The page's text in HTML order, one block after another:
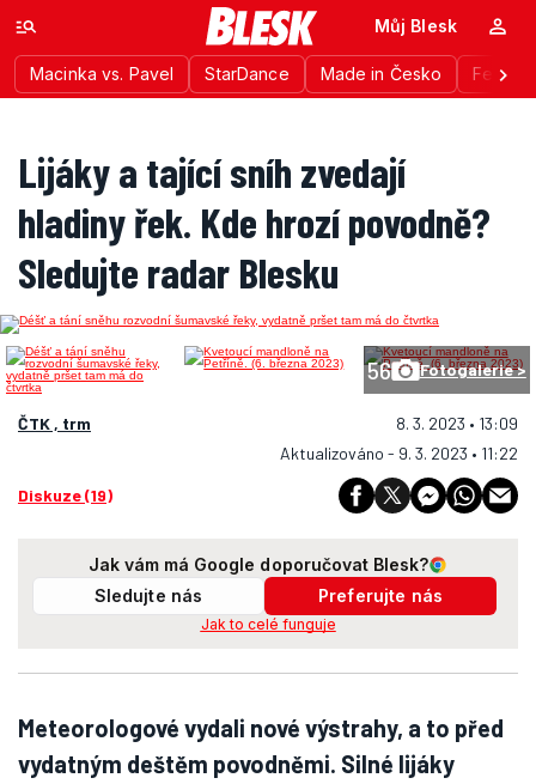
Macinka vs. Pavel StarDance Made in Česko
Můj Blesk
Lijáky a tající sníh zvedají
hladiny řek. Kde hrozí povodně?
Sledujte radar Blesku
56 Fotogalerie >
ČTK , trm
8. 3. 2023 • 13:09
Aktualizováno - 9. 3. 2023 • 11:22
Diskuze (19)
Jak vám má Google doporučovat Blesk?
Sledujte nás
Preferujte nás
Jak to celé funguje
Meteorologové vydali nové výstrahy, a to před
vydatným deštěm povodněmi. Silné lijáky